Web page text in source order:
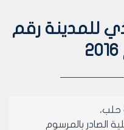
للمدينة رقم
حلب،
الصادر بالمرسوم